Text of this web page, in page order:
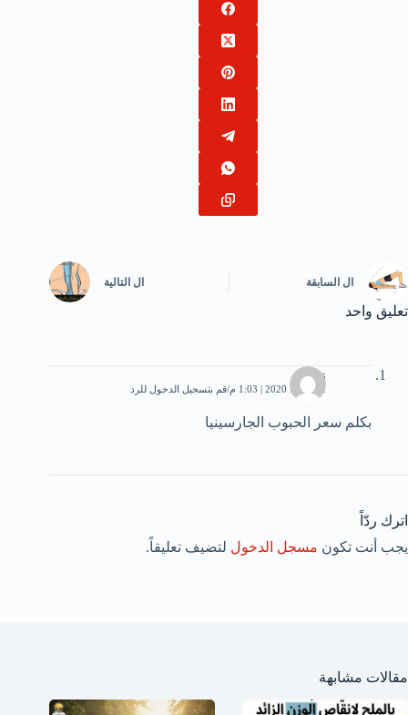
ال السابقة ال التالية
تعليق واحد
زهرة
12 يونيو، 2020 | 1:03 م قم بتسجيل الدخول للرد
بكلم سعر الحبوب الجارسينيا
اترك ردّاً
يجب أنت تكون مسجل الدخول لتضيف تعليقاً.
مقالات مشابهة